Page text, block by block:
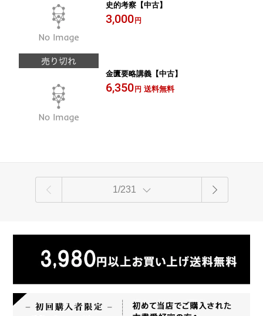
史的考察【中古】
3,000 円
金匱要略講義【中古】
6,350 円 送料無料
1/231